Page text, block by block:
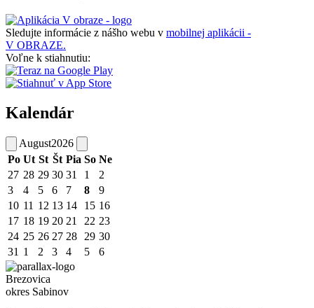
Sledujte informácie z nášho webu v mobilnej aplikácii -
V OBRAZE.
Voľne k stiahnutiu:
Kalendár
August2026
Po Ut St Št Pia So Ne
27 28 29 30 31 1
2
3
4 5 6 7 8
9
10 11 12 13 14 15 16
17 18 19 20 21 22 23
24 25 26 27 28 29 30
31 1 2 3 4 5 6
Brezovica
okres Sabinov